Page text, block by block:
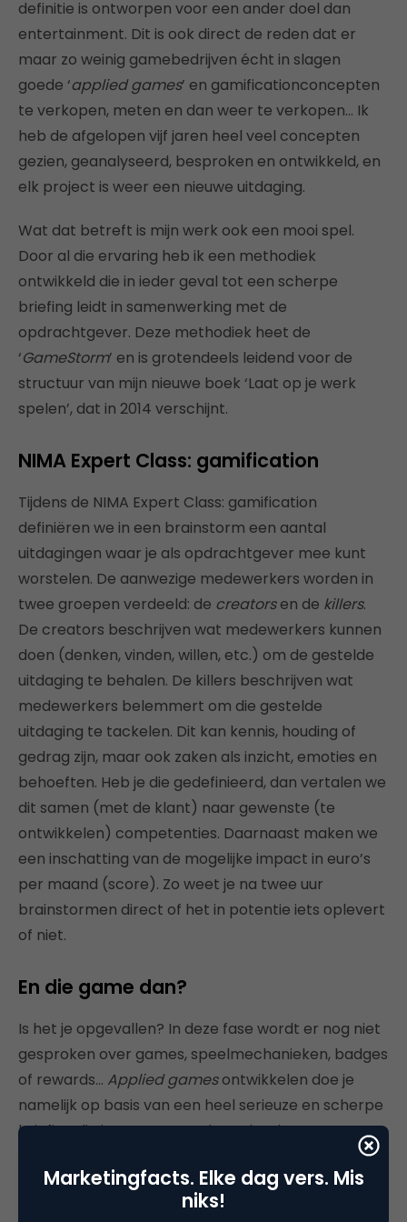
definitie is ontworpen voor een ander doel dan
entertainment. Dit is ook direct de reden dat er
maar zo weinig gamebedrijven écht in slagen
goede ‘applied games’ en gamificationconcepten
te verkopen, meten en dan weer te verkopen… Ik
heb de afgelopen vijf jaren heel veel concepten
gezien, geanalyseerd, besproken en ontwikkeld, en
elk project is weer een nieuwe uitdaging.
Wat dat betreft is mijn werk ook een mooi spel.
Door al die ervaring heb ik een methodiek
ontwikkeld die in ieder geval tot een scherpe
briefing leidt in samenwerking met de
opdrachtgever. Deze methodiek heet de
‘GameStorm’ en is grotendeels leidend voor de
structuur van mijn nieuwe boek ‘Laat op je werk
spelen’, dat in 2014 verschijnt.
NIMA Expert Class: gamification
Tijdens de NIMA Expert Class: gamification
definiëren we in een brainstorm een aantal
uitdagingen waar je als opdrachtgever mee kunt
worstelen. De aanwezige medewerkers worden in
twee groepen verdeeld: de creatorsen de killers.
De creators beschrijven wat medewerkers kunnen
doen (denken, vinden, willen, etc.) om de gestelde
uitdaging te behalen. De killers beschrijven wat
medewerkers belemmert om die gestelde
uitdaging te tackelen. Dit kan kennis, houding of
gedrag zijn, maar ook zaken als inzicht, emoties en
behoeften. Heb je die gedefinieerd, dan vertalen we
dit samen (met de klant) naar gewenste (te
ontwikkelen) competenties. Daarnaast maken we
een inschatting van de mogelijke impact in euro’s
per maand (score). Zo weet je na twee uur
brainstormen direct of het in potentie iets oplevert
of niet.
En die game dan?
Is het je opgevallen? In deze fase wordt er nog niet
gesproken over games, speelmechanieken, badges
of rewards… Applied gamesontwikkelen doe je
namelijk op basis van een heel serieuze en scherpe
briefing die je samen met de opdrachtgever
opstelt, wat mij betreft dus tijdens een gamestorm.
Gamification en gamedesign bestaat namelijk voor
80 procent uit psychologie en 20 procent uit
Marketingfacts. Elke dag vers. Mis
niks!